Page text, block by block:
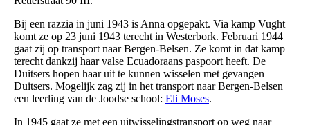
Bij een razzia in juni 1943 is Anna opgepakt. Via kamp Vught
komt ze op 23 juni 1943 terecht in Westerbork. Februari 1944
gaat zij op transport naar Bergen-Belsen. Ze komt in dat kamp
terecht dankzij haar valse Ecuadoraans paspoort heeft. De
Duitsers hopen haar uit te kunnen wisselen met gevangen
Duitsers. Mogelijk zag zij in het transport naar Bergen-Belsen
een leerling van de Joodse school: Eli Moses.
In 1945 gaat ze met een uitwisselingstransport op weg naar